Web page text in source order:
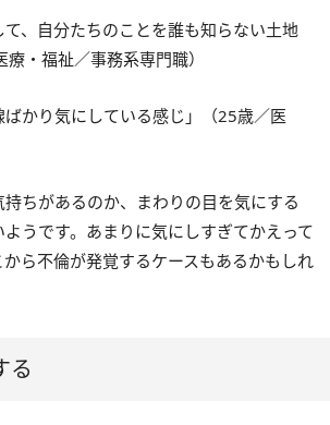
て、自分たちのことを誰も知らない土地
・福祉／事務系専門職）
ばかり気にしている感じ」（25歳／医
ちがあるのか、まわりの目を気にする
うです。あまりに気にしすぎてかえって
ら不倫が発覚するケースもあるかもしれ
る